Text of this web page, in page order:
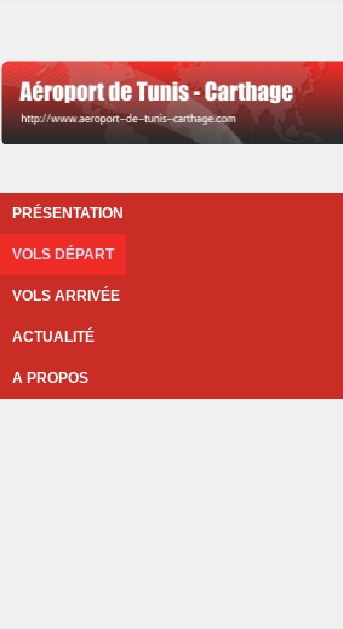
PRÉSENTATION
VOLS DÉPART
VOLS ARRIVÉE
ACTUALITÉ
A PROPOS